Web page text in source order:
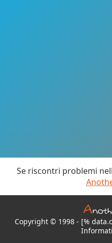
Se riscontri problemi
Copyright © 1998 - [%